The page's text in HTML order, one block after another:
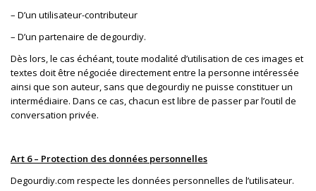
– D’un utilisateur-contributeur
– D’un partenaire de degourdiy.
Dès lors, le cas échéant, toute modalité d’utilisation de ces images et
textes doit être négociée directement entre la personne intéressée
ainsi que son auteur, sans que degourdiy ne puisse constituer un
intermédiaire. Dans ce cas, chacun est libre de passer par l’outil de
conversation privée.
Art 6 – Protection des données personnelles
Degourdiy.com respecte les données personnelles de l’utilisateur.